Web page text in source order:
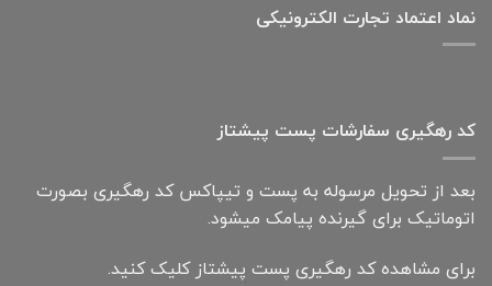
نماد اعتماد تجارت الكترونیكی
کد رهگیری سفارشات پست پیشتاز
بعد از تحویل مرسوله به پست و تیپاکس کد رهگیری بصورت
اتوماتیک برای گیرنده پیامک میشود.
برای مشاهده کد رهگیری پست پیشتاز کلیک کنید.